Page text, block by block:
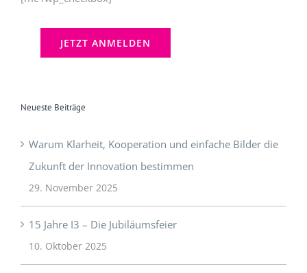
Neueste Beiträge
Warum Klarheit, Kooperation und einfache Bilder die
Zukunft der Innovation bestimmen
29. November 2025
15 Jahre I3 – Die Jubiläumsfeier
10. Oktober 2025